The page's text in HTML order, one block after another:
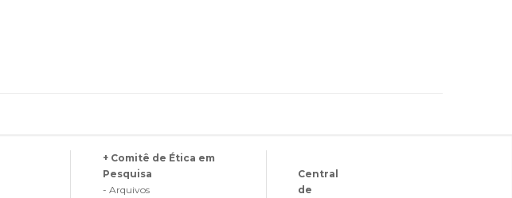
+ Comitê de Ética em
Pesquisa
- Arquivos
Central
de